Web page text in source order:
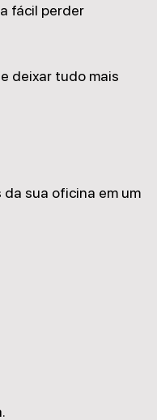
fácil perder
deixar tudo mais
sua oficina em um